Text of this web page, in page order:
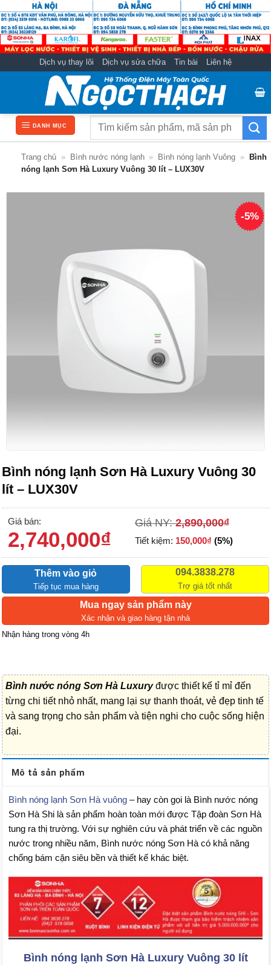
qua
nội
dung
Dịch vụ thay lõi Dịch vụ sửa chữa Tin bài Liên hệ
DANH MỤC
Tìm
Trang chủ » Bình nước nóng lạnh » Bình nóng lạnh Vuông »
Bình
nóng lạnh Sơn Hà Luxury Vuông 30 lít – LUX30V
-5%
Bình nóng lạnh Sơn Hà Luxury Vuông 30
lít – LUX30V
Giá bán:
2,740,000₫
Giá NY:2,890,000₫
Tiết kiệm: 150,000₫ (5%)
Thêm vào giỏ
Tiếp tục mua hàng
094.3838.278
Trợ giá tốt nhất
Mua ngay sản phẩm này
Xác nhận và giao hàng tận nhà
Nhận hàng trong vòng 4h
Bình nước nóng Sơn Hà Luxuryđược thiết kế tỉ mỉ đến
từng chi tiết nhỏ nhất, mang lại sự thanh thoát, vẻ đẹp tinh tế
và sang trọng cho sản phẩm và tiện nghi cho cuộc sống hiện
đại.
Mô tả sản phẩm
Bình nóng lạnh Sơn Hà vuông– hay còn gọi là Bình nước nóng
Sơn Hà Shi là sản phẩm hoàn toàn mới được Tập đoàn Sơn Hà
tung ra thị trường. Với sự nghiên cứu và phát triển về các nguồn
nước trong nhiều năm, Bình nước nóng Sơn Hà có khả năng
chống bám cặn siêu bền và thiết kế khác biệt.
Bình nóng lạnh Sơn Hà Luxury Vuông 30 lít